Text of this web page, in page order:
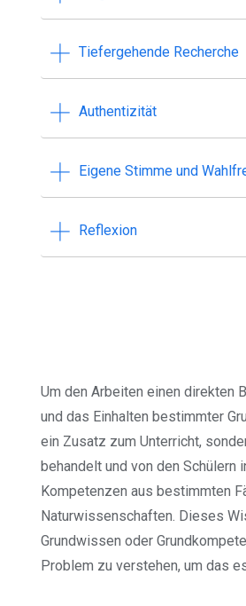
Tiefergehende Recherche
Authentizität
Eigene Stimme und
Reflexion
Um den Arbeiten einen direkten
und das Einhalten bestimmter
ein Zusatz zum Unterricht,
behandelt und von den Schülern
Kompetenzen aus bestimmten
Naturwissenschaften. Dieses
Grundwissen oder
Problem zu verstehen, um das